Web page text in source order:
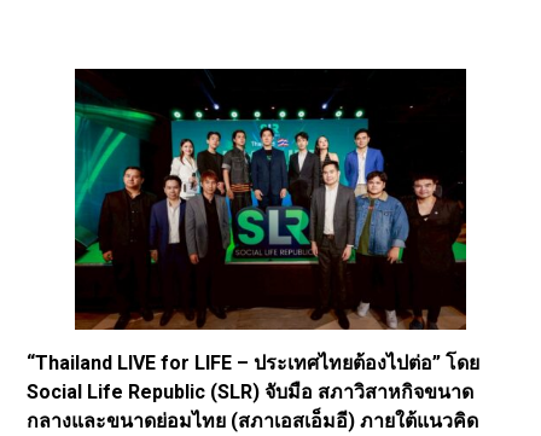
“Thailand LIVE for LIFE – ประเทศไทยต้องไปต่อ” โดย
Social Life Republic (SLR) จับมือ สภาวิสาหกิจขนาด
กลางและขนาดย่อมไทย (สภาเอสเอ็มอี) ภายใต้แนวคิด